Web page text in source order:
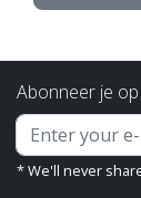
Abonneer je
* We'll never